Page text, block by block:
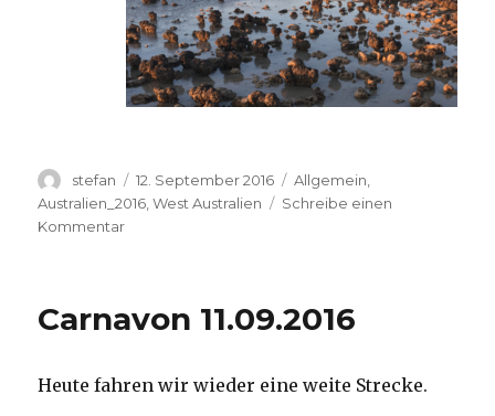
Autor
stefan
Veröffentlicht
am
12. September 2016 Kategorien
Allgemein
Australien_2016 ,West Australien
Schreibe einen
Kommentarzu
Carnavon 11.09.2016
Heute fahren wir wieder eine weite Strecke.